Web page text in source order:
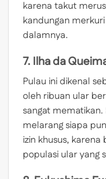
karena takut
kandungan
dalamnya.
7. Ilha da
Pulau ini dikenal
oleh ribuan ular
sangat
melarang siapa
izin khusus,
populasi ular yang